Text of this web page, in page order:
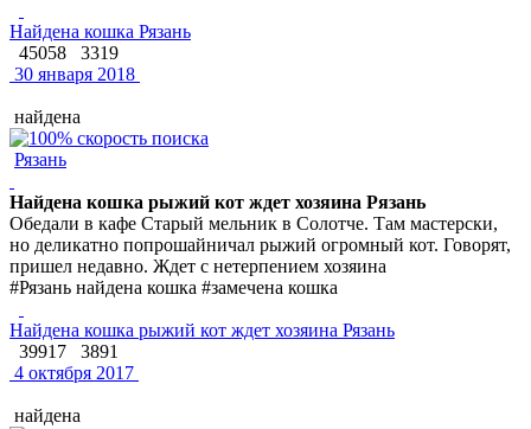
Найдена кошка Рязань
45058
3319
30 января 2018
найдена
Рязань
Найдена кошка рыжий кот ждет хозяина Рязань
Обедали в кафе Старый мельник в Солотче. Там мастерски,
но деликатно попрошайничал рыжий огромный кот. Говорят,
пришел недавно. Ждет с нетерпением хозяина
#Рязань найдена кошка #замечена кошка
Найдена кошка рыжий кот ждет хозяина Рязань
39917
3891
4 октября 2017
найдена